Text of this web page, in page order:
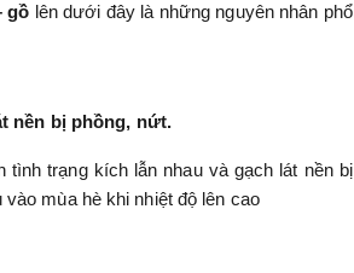
gồ lên dưới đây là những nguyên nhân phổ
nền bị phồng, nứt.
tình trạng kích lẫn nhau và gạch lát nền bị
mùa hè khi nhiệt độ lên cao